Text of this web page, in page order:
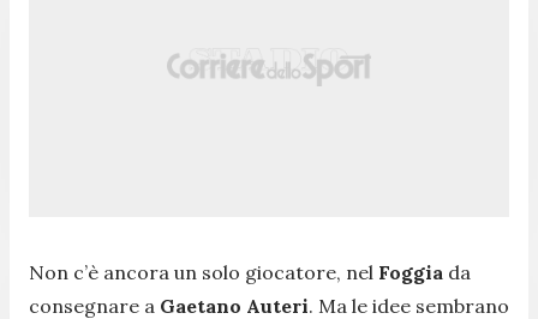
Non c’è ancora un solo giocatore, nel Foggia da
consegnare a Gaetano Auteri. Ma le idee sembrano